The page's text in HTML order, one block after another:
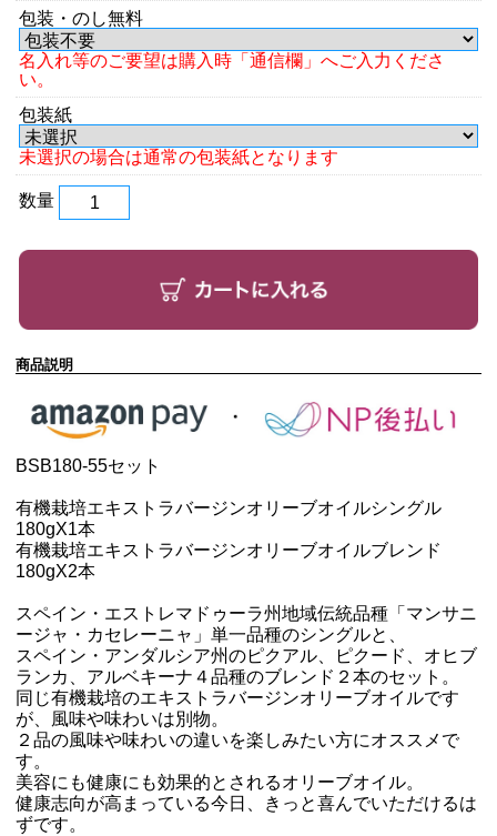
包装・のし無料
名入れ等のご要望は購入時「通信欄」へご入力くださ
い。
包装紙
未選択の場合は通常の包装紙となります
数量
商品説明
BSB180-55セット
有機栽培エキストラバージンオリーブオイルシングル
180gX1本
有機栽培エキストラバージンオリーブオイルブレンド
180gX2本
スペイン・エストレマドゥーラ州地域伝統品種「マンサニ
ージャ・カセレーニャ」単一品種のシングルと、
スペイン・アンダルシア州のピクアル、ピクード、オヒブ
ランカ、アルベキーナ４品種のブレンド２本のセット。
同じ有機栽培のエキストラバージンオリーブオイルです
が、風味や味わいは別物。
２品の風味や味わいの違いを楽しみたい方にオススメで
す。
美容にも健康にも効果的とされるオリーブオイル。
健康志向が高まっている今日、きっと喜んでいただけるは
ずです。